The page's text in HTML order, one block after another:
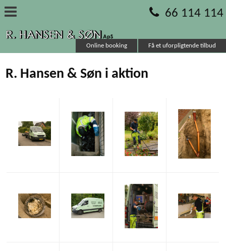
66 114 114
Online booking Få et uforpligtende tilbud
R. Hansen & Søn i aktion